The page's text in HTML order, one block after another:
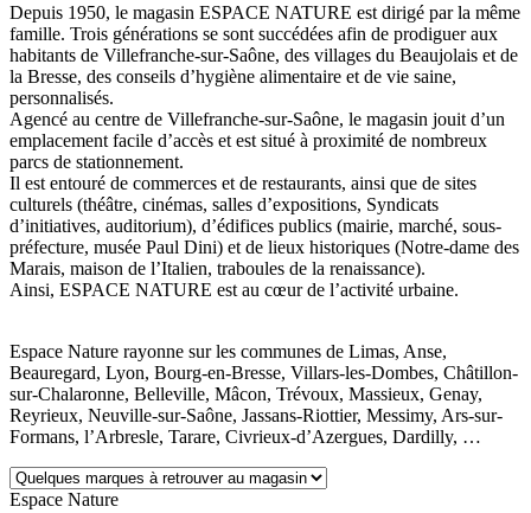
Depuis 1950, le magasin ESPACE NATURE est dirigé par la même
famille. Trois générations se sont succédées afin de prodiguer aux
habitants de Villefranche-sur-Saône, des villages du Beaujolais et de
la Bresse, des conseils d’hygiène alimentaire et de vie saine,
personnalisés.
Agencé au centre de Villefranche-sur-Saône, le magasin jouit d’un
emplacement facile d’accès et est situé à proximité de nombreux
parcs de stationnement.
Il est entouré de commerces et de restaurants, ainsi que de sites
culturels (théâtre, cinémas, salles d’expositions, Syndicats
d’initiatives, auditorium), d’édifices publics (mairie, marché, sous-
préfecture, musée Paul Dini) et de lieux historiques (Notre-dame des
Marais, maison de l’Italien, traboules de la renaissance).
Ainsi, ESPACE NATURE est au cœur de l’activité urbaine.
Espace Nature rayonne sur les communes de Limas, Anse,
Beauregard, Lyon, Bourg-en-Bresse, Villars-les-Dombes, Châtillon-
sur-Chalaronne, Belleville, Mâcon, Trévoux, Massieux, Genay,
Reyrieux, Neuville-sur-Saône, Jassans-Riottier, Messimy, Ars-sur-
Formans, l’Arbresle, Tarare, Civrieux-d’Azergues, Dardilly, …
Espace Nature